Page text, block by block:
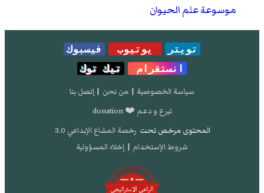
موسوعة علم الحيوان
تويتر يوتيوب
فيسبوك
انستقرام
تيك توك
سياسة الخصوصية | من نحن | إتصل بنا
تبرع و دعم ❤️ donation
المحتوى مرخص تحت رخصة المشاع الإبداعي 3.0
شروط الإستخدام | إخلاء المسؤولية